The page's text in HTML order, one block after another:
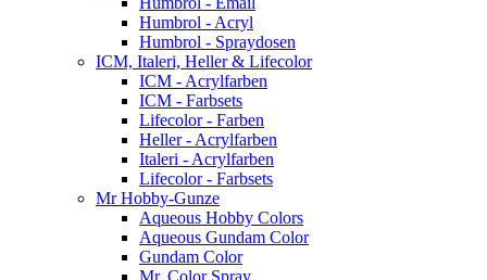
Humbrol - Acryl
Humbrol - Spraydosen
ICM, Italeri, Heller & Lifecolor
ICM - Acrylfarben
ICM - Farbsets
Lifecolor - Farben
Heller - Acrylfarben
Italeri - Acrylfarben
Lifecolor - Farbsets
Mr Hobby-Gunze
Aqueous Hobby Colors
Aqueous Gundam Color
Gundam Color
Mr. Color Spray